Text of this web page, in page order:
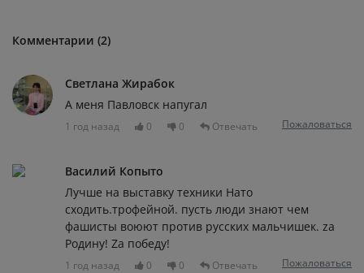
Комментарии (2)
Светлана Жирабок
А меня Павловск напугал
1 год назад 0 0 Отвечать Пожаловаться
Василий Копыто
Лучше на выставку техники Нато
сходить.трофейной. пусть люди знают чем
фашисты воюют против русских мальчишек. za
Родину! Za победу!
1 год назад 0 0 Отвечать Пожаловаться